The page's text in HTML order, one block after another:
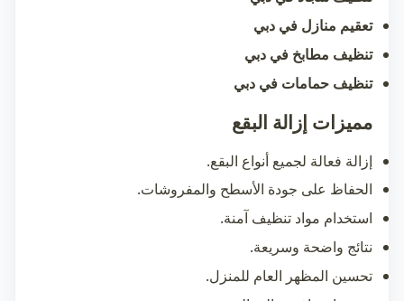
تعقيم منازل في دبي
تنظيف مطابخ في دبي
تنظيف حمامات في دبي
مميزات إزالة البقع
إزالة فعالة لجميع أنواع البقع.
الحفاظ على جودة الأسطح والمفروشات.
استخدام مواد تنظيف آمنة.
نتائج واضحة وسريعة.
تحسين المظهر العام للمنزل.